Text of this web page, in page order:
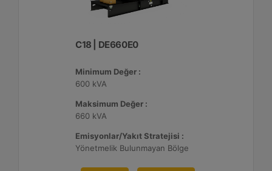
C18 | DE660E0
Minimum Değer :
600 kVA
Maksimum Değer :
660 kVA
Emisyonlar/Yakıt Stratejisi :
Yönetmelik Bulunmayan Bölge